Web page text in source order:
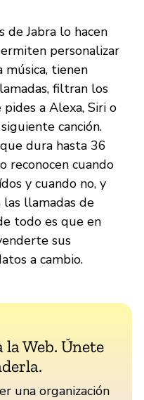
de Jabra lo hacen
personalizar
música, tienen
filtran los
a Alexa, Siri o
canción.
dura hasta 36
reconocen cuando
y cuando no, y
las llamadas de
todo es que en
sus
a cambio.
Web. Únete
una organización